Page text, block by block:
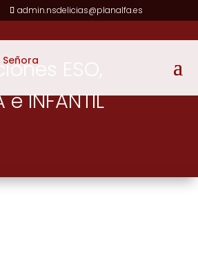
admin.nsdelicias@planalfa.es
ESO,
e INFANTIL